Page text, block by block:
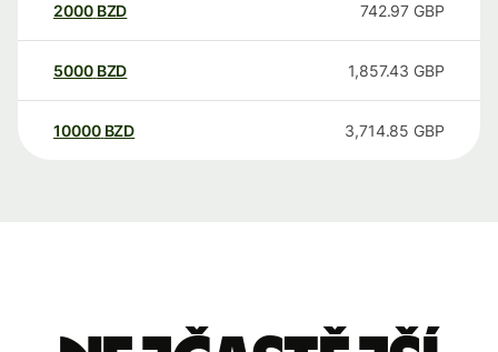
2000 BZD 742.97 GBP
5000 BZD 1,857.43 GBP
10000 BZD 3,714.85 GBP